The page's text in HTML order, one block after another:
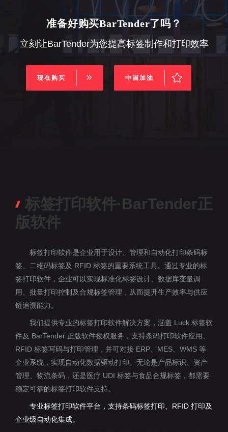
准备好购买BarTender了吗？
立刻让BarTender为您提高标签制作和打印效率
现在购买 中国加油
标签打印软件·BarTender正
版软件
标签打印软件是企业用于设计、管理和自动化打印条码标
签、二维码标签及 RFID 标签的重要系统工具。通过专业的标
签打印软件，企业可以实现标准化标签设计、数据库变量调
用、批量打印控制及合规标签管理，从而提升生产效率与供应
链追溯能力。
我们提供专业的标签打印软件解决方案，涵盖 Luck 标签软
件及 BarTender 正版软件授权服务，支持条码打印软件应用、
RFID 标签写码与打印管理，并可对接 ERP、MES、WMS 等
企业系统，实现自动化数据驱动打印。无论是产品标识、资产
管理、物流条码，还是医疗 UDI 标签与食品合规标签，都需要
稳定可靠的标签打印软件支持。
专业标签打印软件平台，支持条码标签打印、RFID 打印及
企业级自动化集成。